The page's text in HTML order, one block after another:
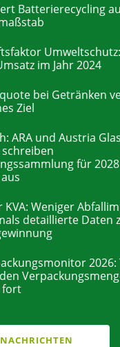
Batterierecycling
im Jahr 2024
bei Getränken
Ziel
ARA und Austria
schreiben
für
KVA: Weniger
detaillierte Daten
2026:
fort